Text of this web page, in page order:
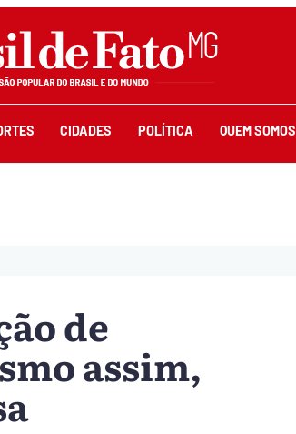
CIDADES POLÍTICA QUEM SOMOS
de
assim,